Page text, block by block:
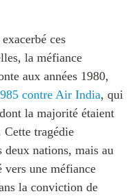
ces
la méfiance
aux années 1980,
contre Air India, qui
la majorité étaient
Cette tragédie
nations, mais au
vers une méfiance
la conviction de